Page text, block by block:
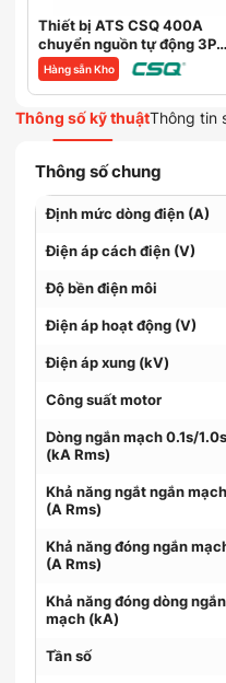
Thiết bị ATS CSQ 400A
chuyển nguồn tự động 3P
4P
Hàng sẵn Kho
Thông số kỹ thuậtThông tin
Thông số chung
Định mức dòng điện (A)
Điện áp cách điện (V)
Độ bền điện môi
Điện áp hoạt động (V)
Điện áp xung (kV)
Công suất motor
Dòng ngắn mạch 0.1s/1.0s
(kA Rms)
Khả năng ngắt ngắn mạch
(A Rms)
Khả năng đóng ngắn
(A Rms)
Khả năng đóng dòng ngắn
mạch (kA)
Tần số